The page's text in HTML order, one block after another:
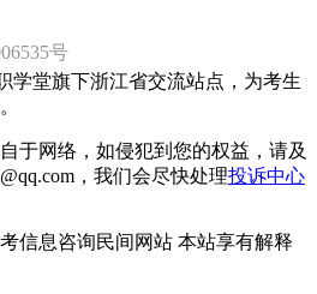
号
学堂旗下浙江省交流站点，为考生
于网络，如侵犯到您的权益，请及
，我们会尽快处理投诉中心
信息咨询民间网站 本站享有解释